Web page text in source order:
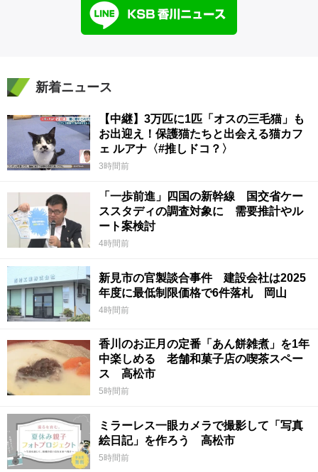
新着ニュース
【中継】3万匹に1匹「オスの三毛猫」も
お出迎え！保護猫たちと出会える猫カフ
ェ ルアナ〈#推しドコ？〉
3時間前
「一歩前進」四国の新幹線 国交省ケー
ススタディの調査対象に 需要推計やル
ート案検討
4時間前
新見市の官製談合事件 建設会社は2025
年度に最低制限価格で6件落札 岡山
4時間前
香川のお正月の定番「あん餅雑煮」を1年
中楽しめる 老舗和菓子店の喫茶スペー
ス 高松市
5時間前
ミラーレス一眼カメラで撮影して「写真
絵日記」を作ろう 高松市
5時間前